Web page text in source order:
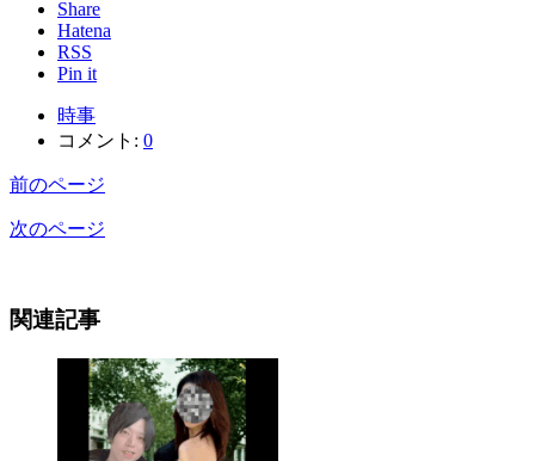
Share
Hatena
RSS
Pin it
時事
コメント: 0
前のページ
次のページ
関連記事